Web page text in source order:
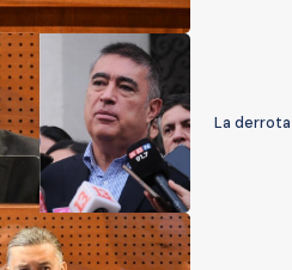
La